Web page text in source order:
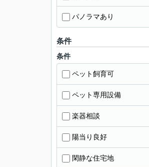
パノラマあり
条件
条件
ペット飼育可
ペット専用設備
楽器相談
陽当り良好
閑静な住宅地